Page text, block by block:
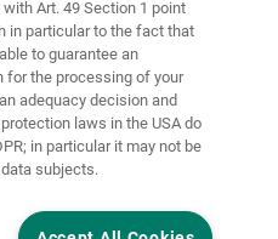
Inställningar för cookies
Art. 49 Section 1 point
in particular to the fact that
to guarantee an
for the processing of your
adequacy decision and
laws in the USA do
in particular it may not be
subjects.